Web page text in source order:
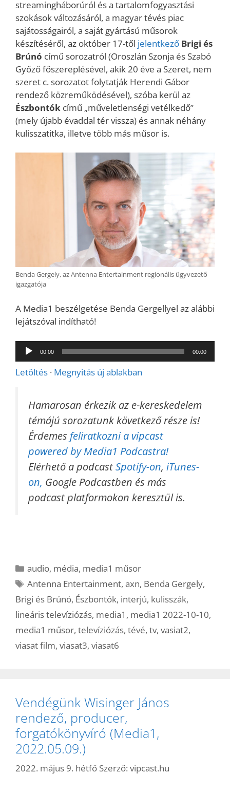
streamingháborúról és a tartalomfogyasztási
szokások változásáról, a magyar tévés piac
sajátosságairól, a saját gyártású műsorok
készítéséről, az október 17-től jelentkező Brigi és
Brúnó című sorozatról (Oroszlán Szonja és Szabó
Győző főszereplésével, akik 20 éve a Szeret, nem
szeret c. sorozatot folytatják Herendi Gábor
rendező közreműködésével), szóba kerül az
Észbontók című „műveletlenségi vetélkedő”
(mely újabb évaddal tér vissza) és annak néhány
kulisszatitka, illetve több más műsor is.
Benda Gergely, az Antenna Entertainment regionális ügyvezető
igazgatója
A Media1 beszélgetése Benda Gergellyel az alábbi
lejátszóval indítható!
Audió
lejátszó
00:00 00:00
Letöltés · Megnyitás új ablakban
Hamarosan érkezik az e-kereskedelem
témájú sorozatunk következő része is!
Érdemes feliratkozni a vipcast
powered by Media1 Podcastra!
Elérhető a podcastSpotify-on, iTunes-
on, Google Podcastben és más
podcast platformokon keresztül is.
Kategória
audio, média, media1 műsor
Címkék
Antenna Entertainment,axn, Benda Gergely,
Brigi és Brúnó, Észbontók, interjú, kulisszák,
lineáris televíziózás, media1 , media1 2022-10-10,
media1 műsor, televíziózás, tévé, tv, vasiat2,
viasat film, viasat3, viasat6
Vendégünk Wisinger János
rendező, producer,
forgatókönyvíró (Media1,
2022.05.09.)
2022. május 9. hétfő Szerző: vipcast.hu